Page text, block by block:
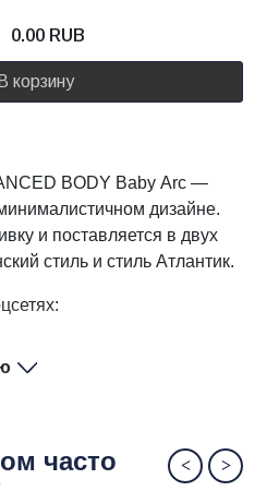
0.00 RUB
В корзину
BODY Baby Arс —
дизайне.
и поставляется в двух
стиль и стиль Атлантик.
часто